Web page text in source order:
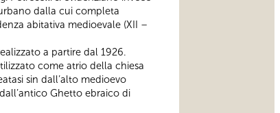
dalla cui completa
abitativa medioevale (XII –
a partire dal 1926.
come atrio della chiesa
sin dall’alto medioevo
Ghetto ebraico di